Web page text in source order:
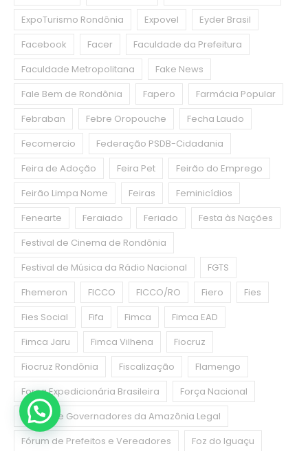
ExpoTurismo Rondônia
Expovel
Eyder Brasil
Facebook
Facer
Faculdade da Prefeitura
Faculdade Metropolitana
Fake News
Fale Bem de Rondônia
Fapero
Farmácia Popular
Febraban
Febre Oropouche
Fecha Laudo
Fecomercio
Federação PSDB-Cidadania
Feira de Adoção
Feira Pet
Feirão do Emprego
Feirão Limpa Nome
Feiras
Feminicídios
Fenearte
Feraiado Feriado
Festa às Nações
Festival de Cinema de Rondônia
Festival de Música da Rádio Nacional
FGTS
Fhemeron
FICCO FICCO/RO Fiero
Fies
Fies Social
Fifa Fimca
Fimca EAD
Fimca Jaru
Fimca Vilhena
Fiocruz
Fiocruz Rondônia
Fiscalização
Flamengo
Força Expedicionária Brasileira
Força Nacional
Fórum de Governadores da Amazônia Legal
Fórum de Prefeitos e Vereadores
Foz do Iguaçu